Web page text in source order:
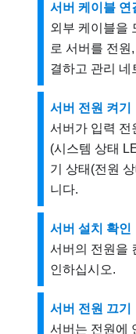
서버 케이블 연
외부 케이블을
로 서버를 전
결하고 관리 네
서버 전원 켜기
서버가 입력 전
(시스템 상태
기 상태(전원
니다.
서버 설치 확인
서버의 전원을
인하십시오.
서버 전원 끄기
서버는 전원에